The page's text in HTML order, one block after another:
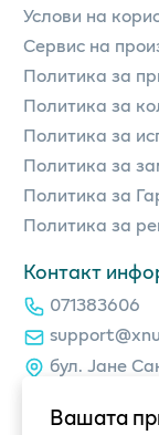
Вашата
Услови на
Сервис на
Политика за
Политика за
Политика за
Политика за
Политика за
Политика за
Контакт
071383606
бул. Јане